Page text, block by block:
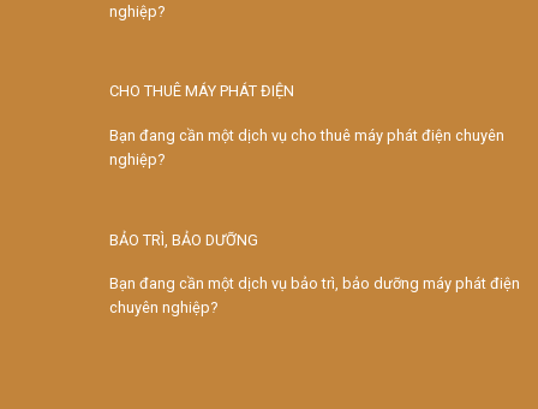
nghiệp?
CHO THUÊ MÁY PHÁT ĐIỆN
Bạn đang cần một dịch vụ cho thuê máy phát điện chuyên
nghiệp?
BẢO TRÌ, BẢO DƯỠNG
Bạn đang cần một dịch vụ bảo trì, bảo dưỡng máy phát điện
chuyên nghiệp?